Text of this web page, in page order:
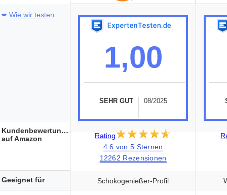
1,00
SEHR GUT 08/2025
Rating★★★★★
☆☆☆☆☆
4.6 von 5 Sternen
12262 Rezensionen
Schokogenießer-Profil
Wie wir testen
Kundenbewertungen
auf Amazon
Geeignet für